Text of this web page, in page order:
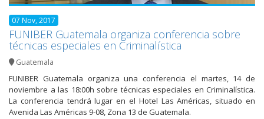
07 Nov, 2017
FUNIBER Guatemala organiza conferencia sobre
técnicas especiales en Criminalística
Guatemala
FUNIBER Guatemala organiza una conferencia el martes, 14 de
noviembre a las 18:00h sobre técnicas especiales en Criminalística.
La conferencia tendrá lugar en el Hotel Las Américas, situado en
Avenida Las Américas 9-08, Zona 13 de Guatemala.